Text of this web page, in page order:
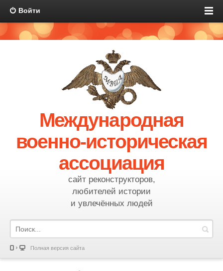
Войти
Международная
военно-историческая
ассоциация
сайт реконструкторов,
любителей истории
и увлечённых людей
Полная версия сайта